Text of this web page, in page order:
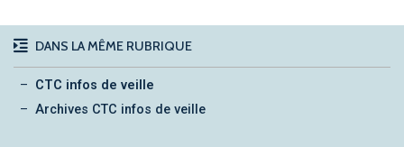
DANS LA MÊME RUBRIQUE
CTC infos de veille
Archives CTC infos de veille